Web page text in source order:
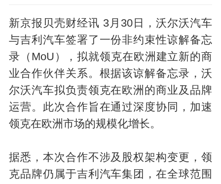
新京报贝壳财经讯 3月30日，沃尔沃汽车
与吉利汽车签署了一份非约束性谅解备忘
录（MoU），拟就领克在欧洲建立新的商
业合作伙伴关系。根据该谅解备忘录，沃
尔沃汽车拟负责领克在欧洲的商业及品牌
运营。此次合作旨在通过深度协同，加速
领克在欧洲市场的规模化增长。
据悉，本次合作不涉及股权架构变更，领
克品牌仍属于吉利汽车集团，在全球范围